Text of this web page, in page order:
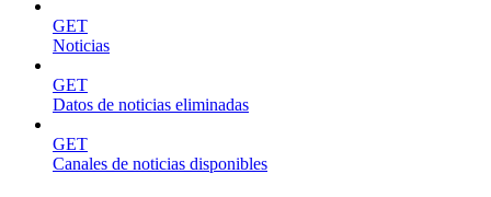
GET
Noticias
GET
Datos de noticias eliminadas
GET
Canales de noticias disponibles